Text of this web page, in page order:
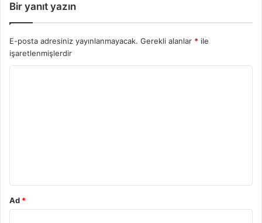
Bir yanıt yazın
E-posta adresiniz yayınlanmayacak. Gerekli alanlar * ile
işaretlenmişlerdir
Ad *